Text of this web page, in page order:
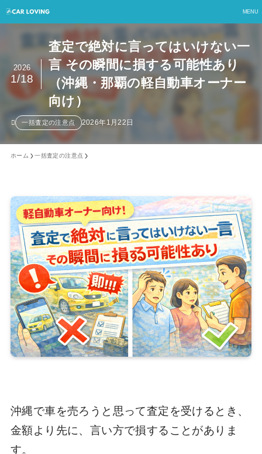
MENU
査定で絶対に言ってはいけない一
言 その瞬間に損する可能性あり
（沖縄・那覇の軽自動車オーナー
向け）
2026
1/18
一括査定の注意点 2026年1月22日
ホーム 一括査定の注意点
沖縄で車を売ろうと思って査定を受けるとき、
金額より先に、言い方で損することがありま
す。